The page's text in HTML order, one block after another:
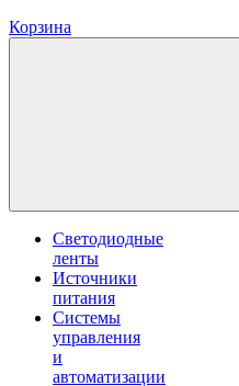
Корзина
Светодиодные
ленты
Источники
питания
Системы
управления
и
автоматизации